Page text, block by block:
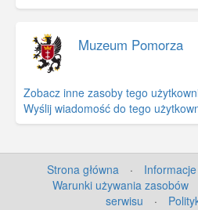
Muzeum Pomorza
Zobacz inne zasoby tego
Wyślij wiadomość do tego
Strona główna ·
Warunki używania zasobów
serwisu
·